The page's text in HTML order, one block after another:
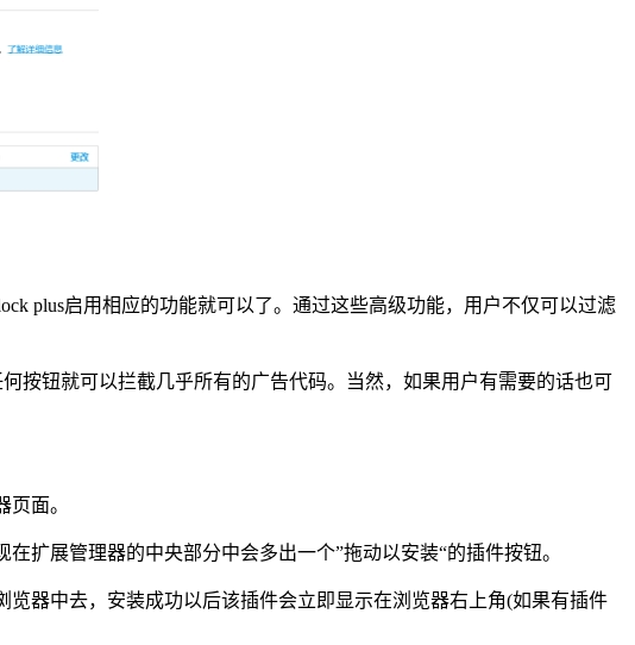
plus启用相应的功能就可以了。通过这些高级功能，用户不仅可以过滤
按钮就可以拦截几乎所有的广告代码。当然，如果用户有需要的话也可
面。
扩展管理器的中央部分中会多出一个”拖动以安装“的插件按钮。
器中去，安装成功以后该插件会立即显示在浏览器右上角(如果有插件